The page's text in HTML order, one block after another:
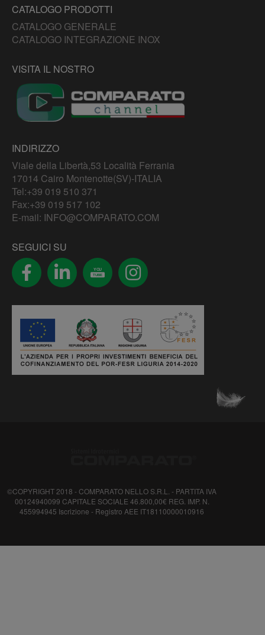
CATALOGO PRODOTTI
CATALOGO GENERALE
CATALOGO INTEGRAZIONE INOX
VISITA IL NOSTRO
INDIRIZZO
Viale della Libertà,53 Località Ferrania
17014 Cairo Montenotte(SV)-ITALIA
Tel:+39 019 510 371
Fax:+39 019 517 102
E-mail: INFO@COMPARATO.COM
SEGUICI SU
YOU
TUBE
©COPYRIGHT 2018 - COMPARATO NELLO S.R.L. - PARTITA IVA
00124940099 CAPITALE SOCIALE 46.800,00€ REG. IMP. N.
455994945 Iscrizione - Registro AEE IT18110000010916